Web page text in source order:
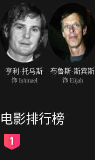
亨利·托马斯
饰 Ishmael
布鲁斯·斯宾斯
饰 Elijah
电影排行榜